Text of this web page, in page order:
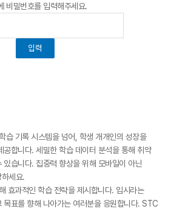
비밀번호를 입력해주세요.
습 기록 시스템을 넘어, 학생 개개인의 성장을
공합니다. 세밀한 학습 데이터 분석을 통해 취약
있습니다. 집중력 향상을 위해 모바일이 아닌
세요.
효과적인 학습 전략을 제시합니다. 입시라는
목표를 향해 나아가는 여러분을 응원합니다. STC